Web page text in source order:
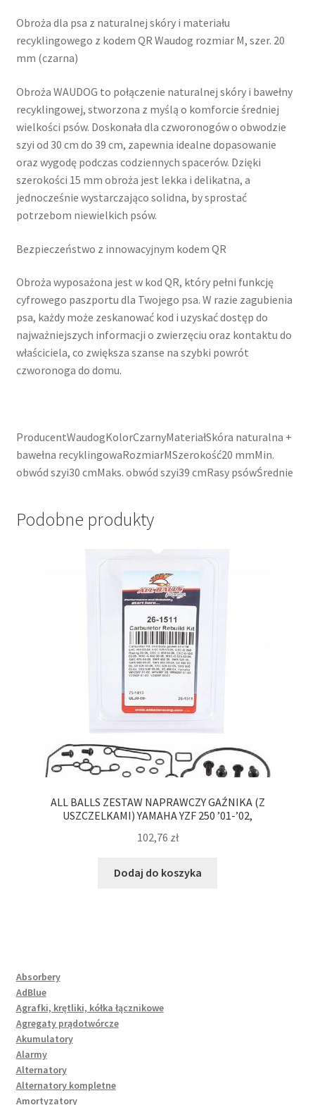
Obroża dla psa z naturalnej skóry i materiału
recyklingowego z kodem QR Waudog rozmiar M, szer. 20
mm (czarna)
Obroża WAUDOG to połączenie naturalnej skóry i bawełny
recyklingowej, stworzona z myślą o komforcie średniej
wielkości psów. Doskonała dla czworonogów o obwodzie
szyi od 30 cm do 39 cm, zapewnia idealne dopasowanie
oraz wygodę podczas codziennych spacerów. Dzięki
szerokości 15 mm obroża jest lekka i delikatna, a
jednocześnie wystarczająco solidna, by sprostać
potrzebom niewielkich psów.
Bezpieczeństwo z innowacyjnym kodem QR
Obroża wyposażona jest w kod QR, który pełni funkcję
cyfrowego paszportu dla Twojego psa. W razie zagubienia
psa, każdy może zeskanować kod i uzyskać dostęp do
najważniejszych informacji o zwierzęciu oraz kontaktu do
właściciela, co zwiększa szanse na szybki powrót
czworonoga do domu.
ProducentWaudogKolorCzarnyMateriałSkóra naturalna +
bawełna recyklingowaRozmiarMSzerokość20 mmMin.
obwód szyi30 cmMaks. obwód szyi39 cmRasy psówŚrednie
Podobne produkty
ALL BALLS ZESTAW NAPRAWCZY GAŹNIKA (Z
USZCZELKAMI) YAMAHA YZF 250 ’01-’02,
102,76 zł
Dodaj do koszyka
Absorbery
AdBlue
Agrafki, krętliki, kółka łącznikowe
Agregaty prądotwórcze
Akumulatory
Alarmy
Alternatory
Alternatory kompletne
Amortyzatory